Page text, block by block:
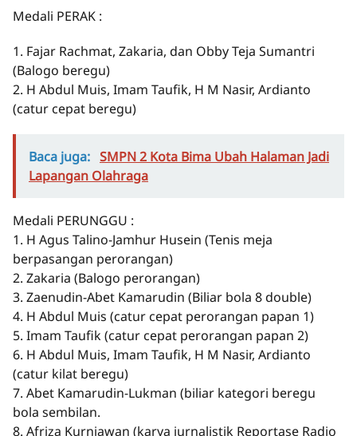
Medali PERAK :
1. Fajar Rachmat, Zakaria, dan Obby Teja Sumantri
(Balogo beregu)
2. H Abdul Muis, Imam Taufik, H M Nasir, Ardianto
(catur cepat beregu)
Baca juga: SMPN 2 Kota Bima Ubah Halaman Jadi
Lapangan Olahraga
Medali PERUNGGU :
1. H Agus Talino-Jamhur Husein (Tenis meja
berpasangan perorangan)
2. Zakaria (Balogo perorangan)
3. Zaenudin-Abet Kamarudin (Biliar bola 8 double)
4. H Abdul Muis (catur cepat perorangan papan 1)
5. Imam Taufik (catur cepat perorangan papan 2)
6. H Abdul Muis, Imam Taufik, H M Nasir, Ardianto
(catur kilat beregu)
7. Abet Kamarudin-Lukman (biliar kategori beregu
bola sembilan.
8. Afriza Kurniawan (karya jurnalistik Reportase Radio